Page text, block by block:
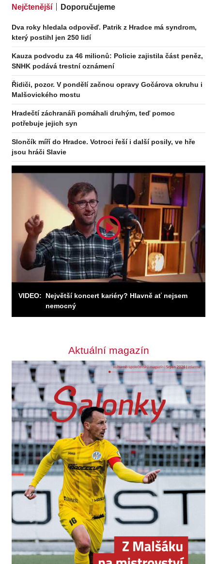
VIDEO:
Největší koncert kariéry? Hlavně ať nejsem
nemocný
Nejčtenější Doporučujeme
Dva roky hledala odpověď. Patrik z Hradce má syndrom,
který postihl jen 250 lidí
Kauza podvodu za 46 milionů: Policie zajistila část peněz,
SNHK podává trestní oznámení
Řidiči, pozor. V pondělí začnou opravy Gočárova okruhu i
Malšovického mostu
Hradečtí záchranáři pomáhali druhým, teď pomoc
potřebuje jejich syn
Slončík míří do Hradce. Votroci řeší i další posily, ve hře
jsou hráči Slavie
Aktuální magazín
Odebírejte zpravodaj
Odebírat